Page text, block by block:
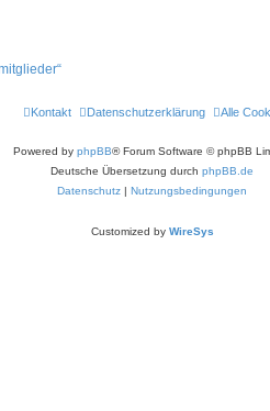
Alle
Datenschutzerklärung
Kontakt
Powered by phpBB® Forum Software © phpBB
Deutsche Übersetzung durch phpBB.de
Datenschutz | Nutzungsbedingungen
Customized by WireSys